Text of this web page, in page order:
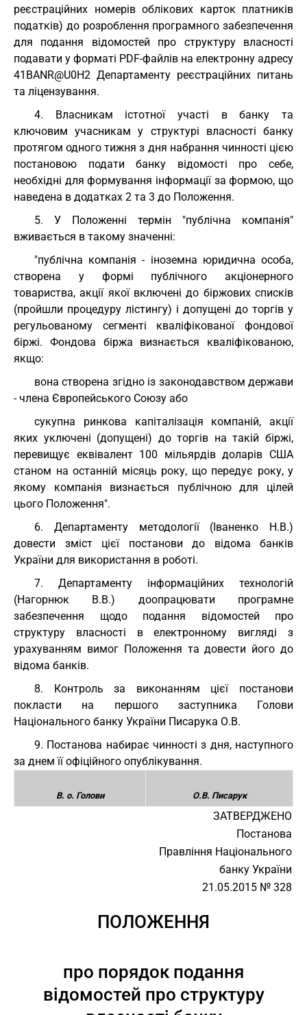
реєстраційних номерів облікових карток платників
податків) до розроблення програмного забезпечення
для подання відомостей про структуру власності
подавати у форматі PDF-файлів на електронну адресу
41BANR@U0H2 Департаменту реєстраційних питань
та ліцензування.
4. Власникам істотної участі в банку та
ключовим учасникам у структурі власності банку
протягом одного тижня з дня набрання чинності цією
постановою подати банку відомості про себе,
необхідні для формування інформації за формою, що
наведена в додатках 2 та 3 до Положення.
5. У Положенні термін "публічна компанія"
вживається в такому значенні:
"публічна компанія - іноземна юридична особа,
створена у формі публічного акціонерного
товариства, акції якої включені до біржових списків
(пройшли процедуру лістингу) і допущені до торгів у
регульованому сегменті кваліфікованої фондової
біржі. Фондова біржа визнається кваліфікованою,
якщо:
вона створена згідно із законодавством держави
- члена Європейського Союзу або
сукупна ринкова капіталізація компаній, акції
яких уключені (допущені) до торгів на такій біржі,
перевищує еквівалент 100 мільярдів доларів США
станом на останній місяць року, що передує року, у
якому компанія визнається публічною для цілей
цього Положення".
6. Департаменту методології (Іваненко Н.В.)
довести зміст цієї постанови до відома банків
України для використання в роботі.
7. Департаменту інформаційних технологій
(Нагорнюк В.В.) доопрацювати програмне
забезпечення щодо подання відомостей про
структуру власності в електронному вигляді з
урахуванням вимог Положення та довести його до
відома банків.
8. Контроль за виконанням цієї постанови
покласти на першого заступника Голови
Національного банку України Писарука О.В.
9. Постанова набирає чинності з дня, наступного
за днем її офіційного опублікування.
В. о. Голови О.В. Писарук
ЗАТВЕРДЖЕНО
Постанова
Правління Національного
банку України
21.05.2015 № 328
ПОЛОЖЕННЯ
про порядок подання
відомостей про структуру